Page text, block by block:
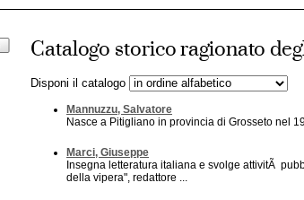
Catalogo storico ragionato
Disponi il catalogo
Mannuzzu, Salvatore
Nasce a Pitigliano in provincia di Grosseto nel
Marci, Giuseppe
Insegna letteratura italiana e svolge attivitÃ
della vipera", redattore ...